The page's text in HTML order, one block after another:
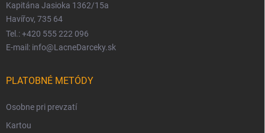
Kapitána Jasioka 1362/15a
Havířov, 735 64
Tel.: +420 555 222 096
E-mail: info@LacneDarceky.sk
PLATOBNÉ METÓDY
Osobne pri prevzatí
Kartou